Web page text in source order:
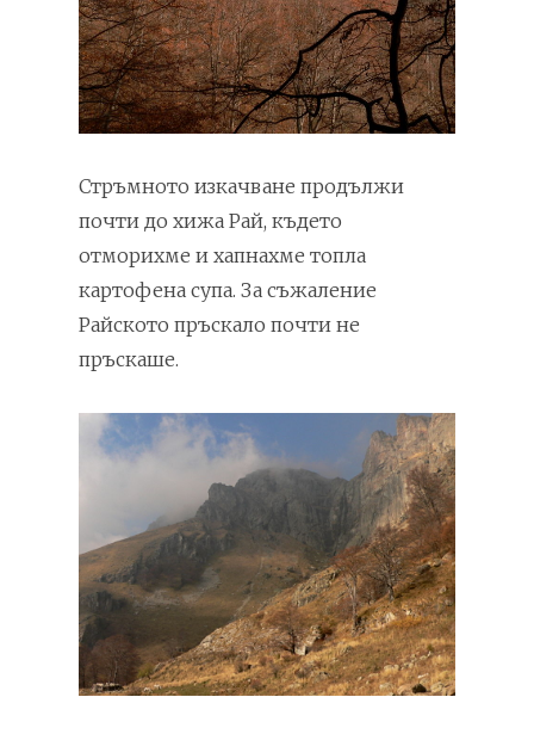
Стръмното изкачване продължи
почти до хижа Рай, където
отморихме и хапнахме топла
картофена супа. За съжаление
Райското пръскало почти не
пръскаше.